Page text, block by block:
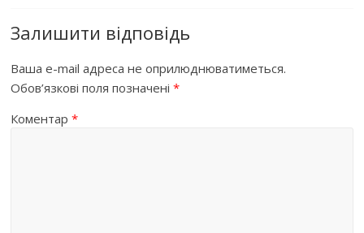
Залишити відповідь
Ваша e-mail адреса не оприлюднюватиметься.
Обов’язкові поля позначені*
Коментар*